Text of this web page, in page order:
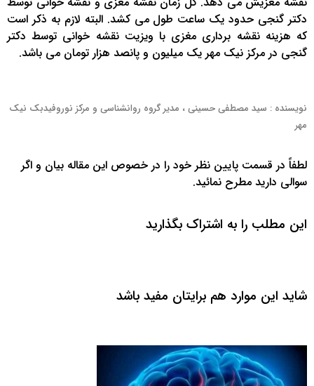
دکتر گنجی حدود یک ساعت طول می کشد. البته لازم به ذکر است
که هزینه نقشه برداری مغزی با ویزیت نقشه خوانی توسط دکتر
گنجی در مرکز نیک مهر یک میلیون و پانصد هزار تومان می باشد.
نویسنده : سید مصطفی حسینی ، مدیر گروه روانشناسی و مرکز نوروفیدبک نیک
مهر
لطفاً در قسمت پایین نظر خود را در خصوص این مقاله بیان و اگر
سوالی دارید مطرح نمائید.
این مطلب را به اشتراک بگذارید
شاید این موارد هم برایتان مفید باشد